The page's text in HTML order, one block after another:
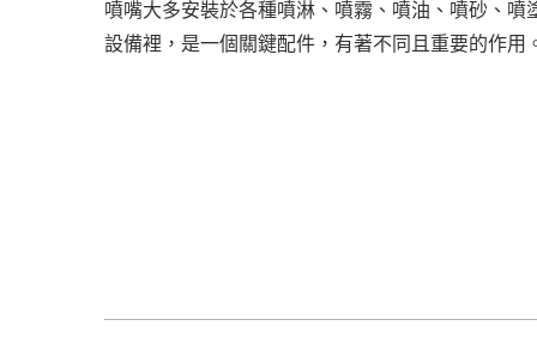
噴嘴大多安裝於各種噴淋、噴霧、噴油、噴砂、噴
設備裡，是一個關鍵配件，有著不同且重要的作用